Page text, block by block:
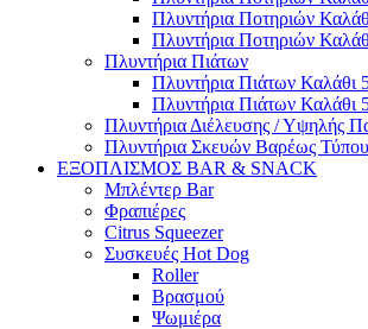
Πλυντήρια Ποτηριών
Πλυντήρια Ποτηριών
Πλυντήρια Πιάτων
Πλυντήρια Πιάτων Καλάθι
Πλυντήρια Πιάτων Καλάθι
Πλυντήρια Διέλευσης / Υψηλής
Πλυντήρια Σκευών Βαρέως Τύπου
ΕΞΟΠΛΙΣΜΟΣ BAR & SNACK
Μπλέντερ Bar
Φραπιέρες
Citrus Squeezer
Συσκευές Hot Dog
Roller
Βρασμού
Ψωμιέρα